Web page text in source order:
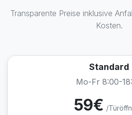
Transparente Preise inklusive
Kosten.
Standard
Mo-Fr 8:00-
59€ /